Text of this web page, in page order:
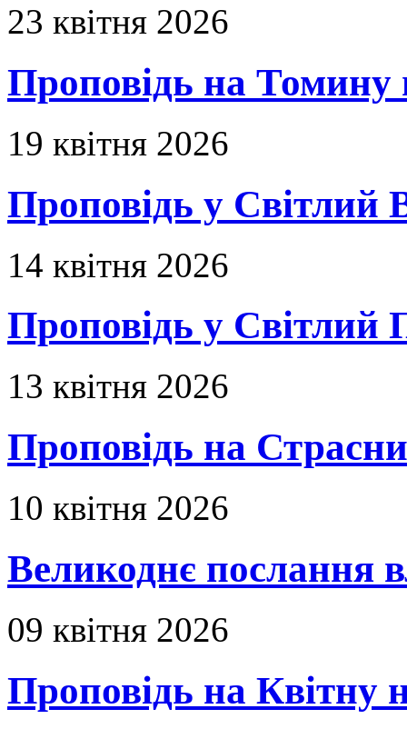
23 квітня 2026
Проповідь на Томину
19 квітня 2026
Проповідь у Світлий
14 квітня 2026
Проповідь у Світлий
13 квітня 2026
Проповідь на
10 квітня 2026
Великоднє послання
09 квітня 2026
Проповідь на Квітну